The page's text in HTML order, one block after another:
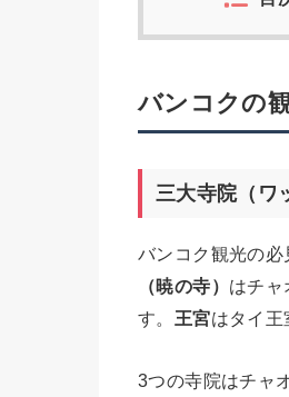
バンコクの
三大寺院（ワ
バンコク観光の必
（暁の寺） はチャ
す。 王宮はタイ王
3つの寺院はチャ